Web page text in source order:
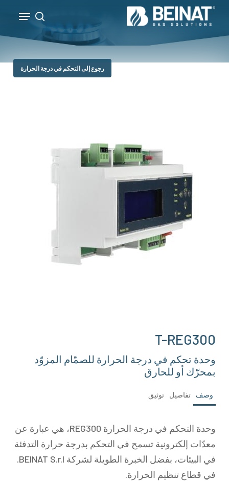
search
Menu
رجوع إلى التحكم في درجة الحرارة
T-REG300
وحدة تحكم في درجة الحرارة للصمّام المزوّد
بمحرّك أو للحارق
وصف تفاصيل توثيق
وحدة التحكم في درجة الحرارة REG300، هي عبارة عن
معدّات إلكترونية تسمح في التحكم بدرجة حرارة التدفئة
في البيئات، بفضل الخبرة الطويلة لشركة BEINAT S.r.l.
في قطاع تنظيم الحرارة.